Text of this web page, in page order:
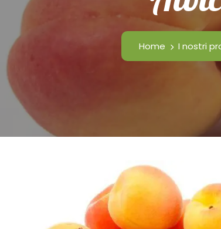
Home I nostri